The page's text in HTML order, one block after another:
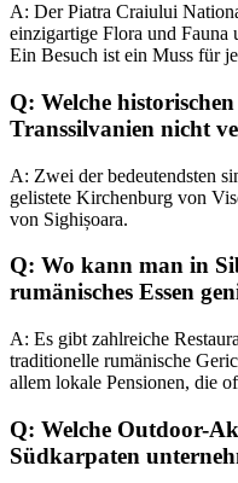
A: Der Piatra Craiului
einzigartige Flora und Fauna
Ein Besuch ist ein Muss für
Q: Welche
Transsilvanien nicht
A: Zwei der bedeutendsten
gelistete Kirchenburg von
von Sighișoara.
Q: Wo kann man in
rumänisches Essen
A: Es gibt zahlreiche
traditionelle rumänische
allem lokale Pensionen, die
Q: Welche Outdoor-
Südkarpaten